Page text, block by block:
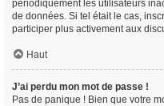
périodiquement les utilisateurs
de données. Si tel était le cas,
participer plus activement aux
Haut
J’ai perdu mon mot de passe !
Pas de panique ! Bien que votre